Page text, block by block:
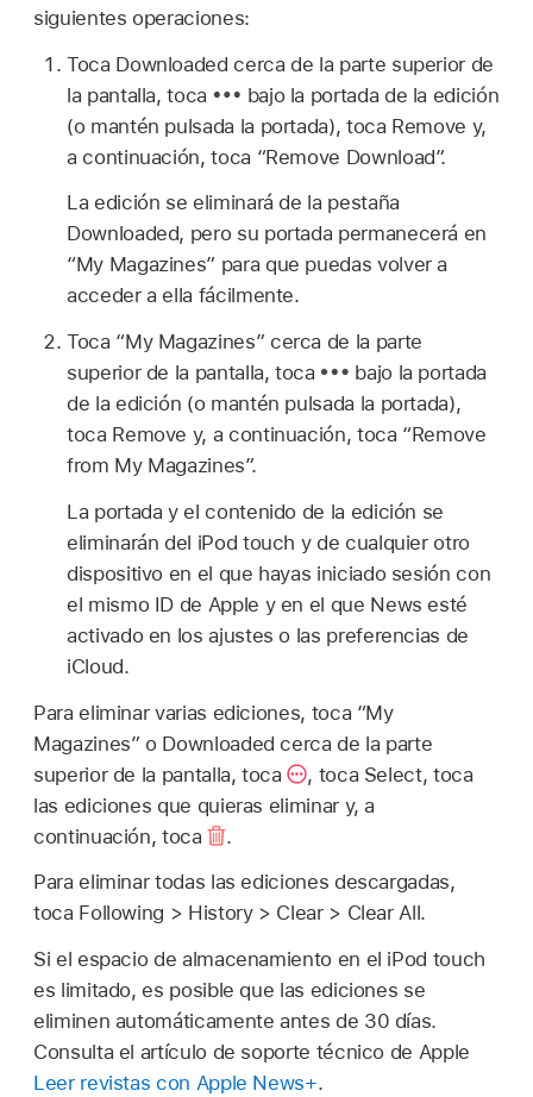
siguientes operaciones:
Toca Downloaded cerca de la parte superior de
la pantalla, toca
bajo la portada de la edición
(o mantén pulsada la portada), toca Remove y,
a continuación, toca “Remove Download”.
La edición se eliminará de la pestaña
Downloaded, pero su portada permanecerá en
“My Magazines” para que puedas volver a
acceder a ella fácilmente.
Toca “My Magazines” cerca de la parte
superior de la pantalla, toca
bajo la portada
de la edición (o mantén pulsada la portada),
toca Remove y, a continuación, toca “Remove
from My Magazines”.
La portada y el contenido de la edición se
eliminarán del iPod touch y de cualquier otro
dispositivo en el que hayas iniciado sesión con
el mismo ID de Apple y en el que News esté
activado en los ajustes o las preferencias de
iCloud.
Para eliminar varias ediciones, toca “My
Magazines” o Downloaded cerca de la parte
superior de la pantalla, toca
, toca Select, toca
las ediciones que quieras eliminar y, a
continuación, toca
.
Para eliminar todas las ediciones descargadas,
toca Following > History > Clear > Clear All.
Si el espacio de almacenamiento en el iPod touch
es limitado, es posible que las ediciones se
eliminen automáticamente antes de 30 días.
Consulta el artículo de soporte técnico de Apple
Leer revistas con Apple News+.